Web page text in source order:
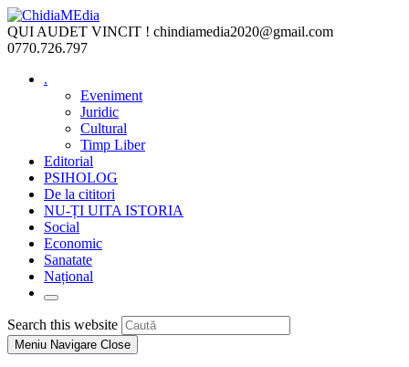
Skip
to
content
QUI AUDET VINCIT ! chindiamedia2020@gmail.com
0770.726.797
.
Eveniment
Juridic
Cultural
Timp Liber
Editorial
PSIHOLOG
De la cititori
NU-ȚI UITA ISTORIA
Social
Economic
Sanatate
Național
Toggle
website
search
Search this website
Escape
Meniu Navigare Close